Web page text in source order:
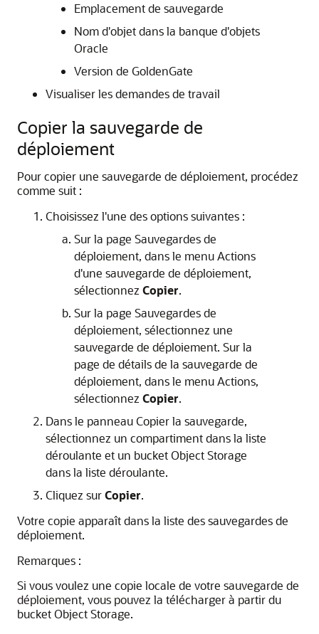
Emplacement de sauvegarde
Nom d'objet dans la banque d'objets
Oracle
Version de GoldenGate
Visualiser les demandes de travail
Copier la sauvegarde de
déploiement
Pour copier une sauvegarde de déploiement, procédez
comme suit :
Choisissez l'une des options suivantes :
Sur la page Sauvegardes de
déploiement, dans le menu Actions
d'une sauvegarde de déploiement,
sélectionnez Copier.
Sur la page Sauvegardes de
déploiement, sélectionnez une
sauvegarde de déploiement. Sur la
page de détails de la sauvegarde de
déploiement, dans le menu Actions,
sélectionnez Copier.
Dans le panneau Copier la sauvegarde,
sélectionnez un compartiment dans la liste
déroulante et un bucket Object Storage
dans la liste déroulante.
Cliquez surCopier.
Votre copie apparaît dans la liste des sauvegardes de
déploiement.
Remarques :
Si vous voulez une copie locale de votre sauvegarde de
déploiement, vous pouvez la télécharger à partir du
bucket Object Storage.